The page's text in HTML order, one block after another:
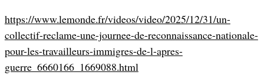
https://www.lemonde.fr/videos/video/2025/12/31/un-
collectif-reclame-une-journee-de-reconnaissance-nationale-
pour-les-travailleurs-immigres-de-l-apres-
guerre_6660166_1669088.html